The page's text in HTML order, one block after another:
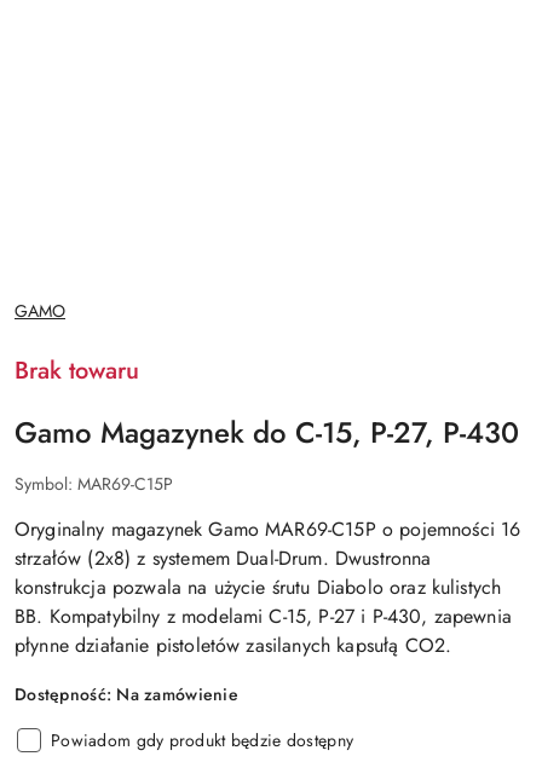
NAZWA
PRODUCENTA:
GAMO
Brak towaru
Gamo Magazynek do C-15, P-27, P-430
Symbol: MAR69-C15P
Oryginalny magazynek Gamo MAR69-C15P o pojemności 16
strzałów (2x8) z systemem Dual-Drum. Dwustronna
konstrukcja pozwala na użycie śrutu Diabolo oraz kulistych
BB. Kompatybilny z modelami C-15, P-27 i P-430, zapewnia
płynne działanie pistoletów zasilanych kapsułą CO2.
Dostępność: Na zamówienie
Powiadom gdy produkt będzie dostępny